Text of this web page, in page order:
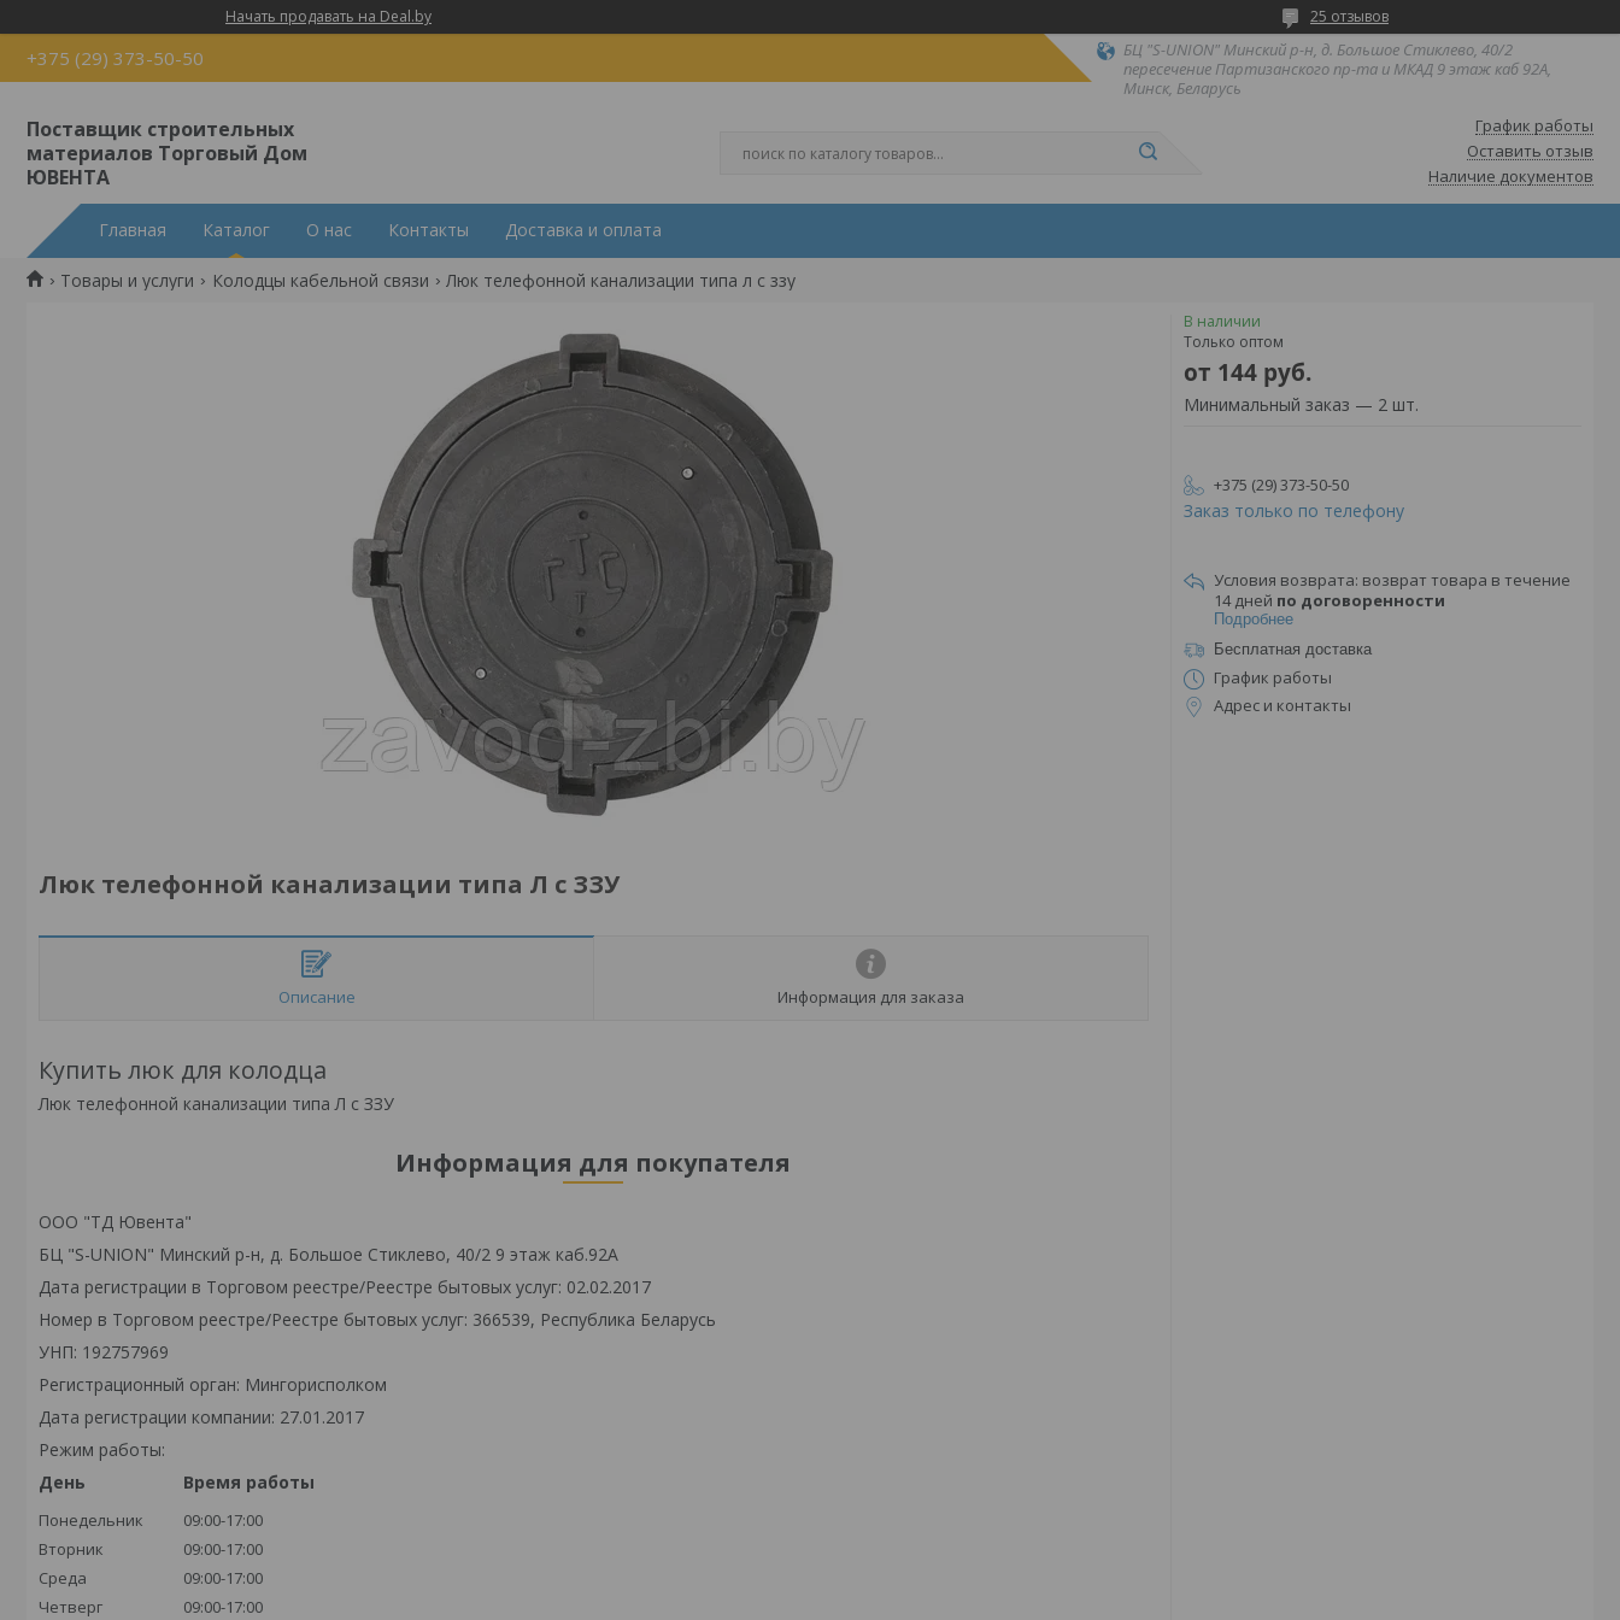
Начать продавать на Deal.by 25 отзывов
+375 (29) 373-50-50
БЦ "S-UNION" Минский р-н, д. Большое Стиклево, 40/2
пересечение Партизанского пр-та и МКАД 9 этаж каб 92А,
Минск, Беларусь
Поставщик строительных
материалов Торговый Дом
ЮВЕНТА
График работы
Оставить отзыв
Наличие документов
Главная Каталог О нас Контакты Доставка и оплата
Товары и услуги Колодцы кабельной связи Люк телефонной канализации типа л с ззу
Люк телефонной канализации типа Л с ЗЗУ
Описание Информация для заказа
Купить люк для колодца
Люк телефонной канализации типа Л с ЗЗУ
Информация для покупателя
ООО "ТД Ювента"
БЦ "S-UNION" Минский р-н, д. Большое Стиклево, 40/2 9 этаж каб.92А
Дата регистрации в Торговом реестре/Реестре бытовых услуг: 02.02.2017
Номер в Торговом реестре/Реестре бытовых услуг: 366539, Республика Беларусь
УНП: 192757969
Регистрационный орган: Мингорисполком
Дата регистрации компании: 27.01.2017
Режим работы:
День
Время работы
Понедельник
09:00-17:00
Вторник
09:00-17:00
Среда
09:00-17:00
Четверг
09:00-17:00
В наличии
Только оптом
от 144 руб.
Минимальный заказ — 2 шт.
+375 (29) 373-50-50
Заказ только по телефону
возврат товара в течение
14 дней по договоренности
Подробнее
Бесплатная доставка
График работы
Адрес и контакты